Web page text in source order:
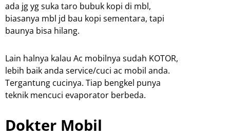
ada jg yg suka taro bubuk kopi di mbl,
biasanya mbl jd bau kopi sementara, tapi
baunya bisa hilang.
Lain halnya kalau Ac mobilnya sudah KOTOR,
lebih baik anda service/cuci ac mobil anda.
Tergantung cucinya. Tiap bengkel punya
teknik mencuci evaporator berbeda.
Dokter Mobil